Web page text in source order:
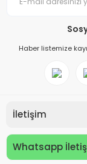
Haber listemize
İletişim
Whatsapp